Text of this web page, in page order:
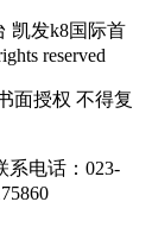
凯发k8国际首
reserved
面授权 不得复
系电话：023-